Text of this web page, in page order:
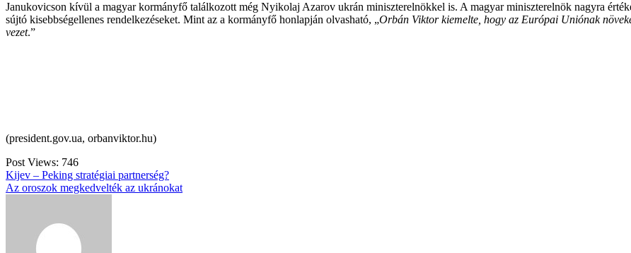
Janukovicson kívül a magyar kormányfő találkozott még Nyikolaj Azarov ukrán miniszterelnökkel is. A magyar miniszterelnök nagyra
sújtó kisebbségellenes rendelkezéseket. Mint az a kormányfő honlapján olvasható, „Orbán Viktor kiemelte, hogy az Európai Uniónak
vezet.”
(president.gov.ua, orbanviktor.hu)
Post Views: 746
Bejegyzés
navigáció
Kijev – Peking stratégiai partnerség?
Az oroszok megkedvelték az ukránokat